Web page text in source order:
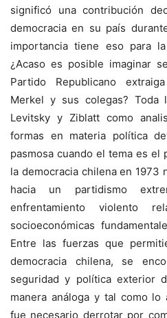
significó una contribución
democracia en su país
importancia tiene eso para
¿Acaso es posible imaginar
Partido Republicano
Merkel y sus colegas? Toda
Levitsky y Ziblatt como
formas en materia política
pasmosa cuando el tema es el
la democracia chilena en 1973
hacia un partidismo
enfrentamiento violento
socioeconómicas
Entre las fuerzas que
democracia chilena, se
seguridad y política exterior
manera análoga y tal como lo
fue necesario derrotar por